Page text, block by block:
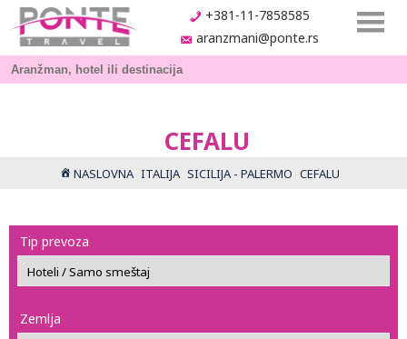
+381-11-7858585
aranzmani@ponte.rs
CEFALU
NASLOVNA ITALIJA SICILIJA - PALERMO CEFALU
Tip prevoza
Zemlja